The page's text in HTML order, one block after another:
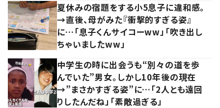
夏休みの宿題をする小5息子に違和感。
→直後、母がみた『衝撃的すぎる姿』
に…「息子くんサイコーww」「吹き出し
ちゃいましたww」
中学生の時に出会うも“別々の道を歩
んでいた”男女。しかし10年後の現在
→”まさかすぎる姿”に…「2人とも遠回
りしたんだね」「素敵過ぎる」